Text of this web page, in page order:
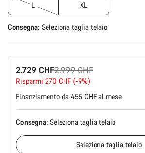
L XL
Consegna: Seleziona taglia telaio
2.729 CHF
Prezzo
originale
2.999 CHF
Risparmi 270 CHF (-9%)
Finanziamento da 455 CHF al mese
Consegna: Seleziona taglia telaio
Seleziona taglia telaio